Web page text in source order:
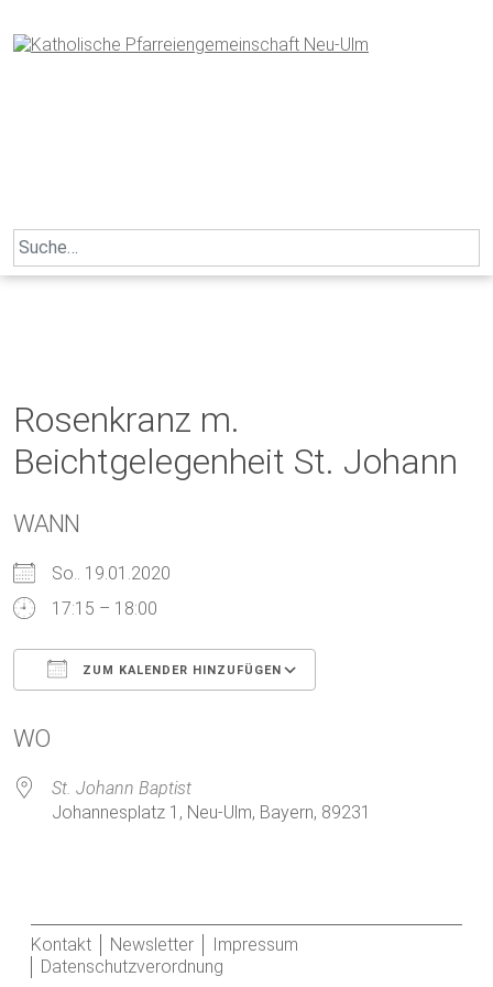
to
content
Search
for:
Rosenkranz m.
Beichtgelegenheit St. Johann
WANN
So.. 19.01.2020
17:15 – 18:00
ZUM KALENDER HINZUFÜGEN
WO
St. Johann Baptist
Johannesplatz 1, Neu-Ulm, Bayern, 89231
Kontakt Newsletter
Impressum
Datenschutzverordnung